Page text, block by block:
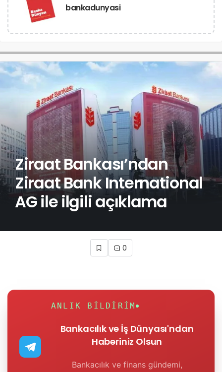
bankadunyasi
Ziraat Bankası’ndan
Ziraat Bank International
AG ile ilgili açıklama
0
ANLIK BILDIRIM
Bankacılık ve İş Dünyası'ndan
Haberiniz Olsun
Bankacılık ve finans gündemi,